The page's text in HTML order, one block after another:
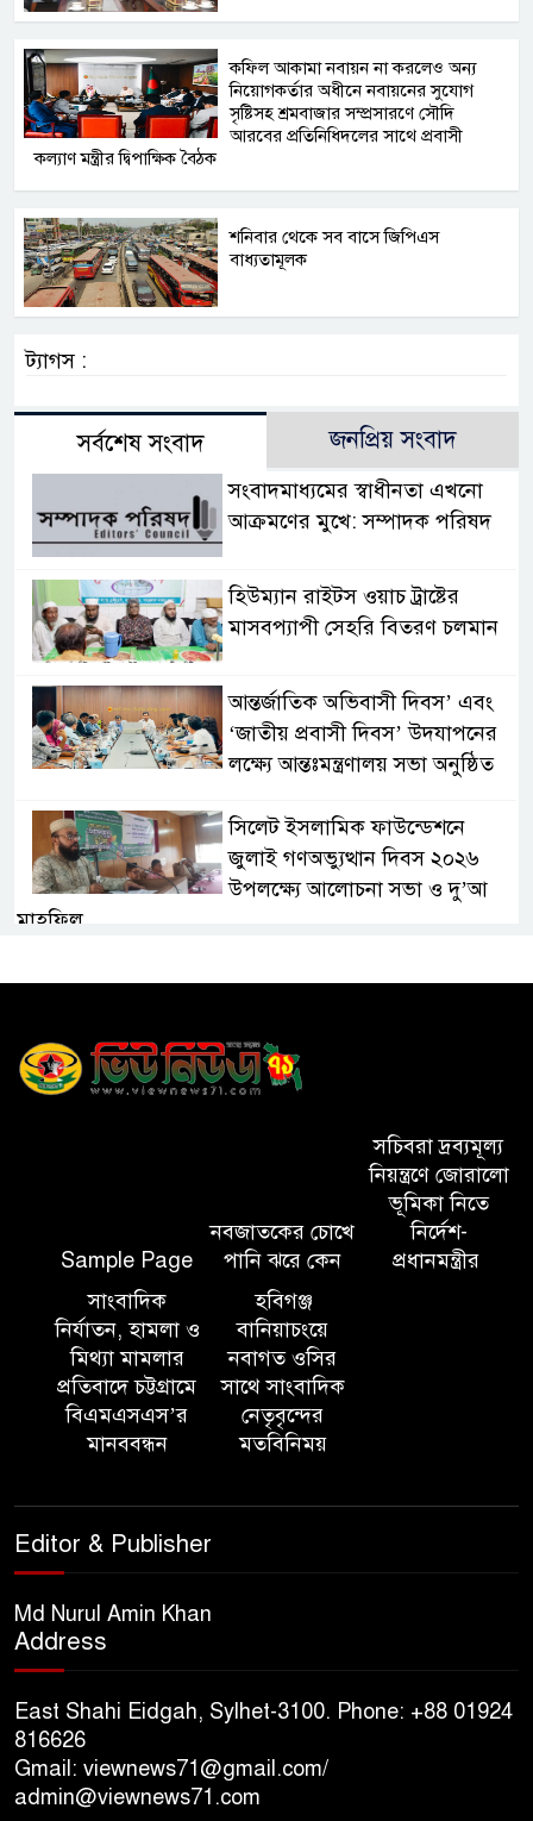
কফিল আকামা নবায়ন না করলেও অন্য
নিয়োগকর্তার অধীনে নবায়নের সুযোগ
সৃষ্টিসহ শ্রমবাজার সম্প্রসারণে সৌদি
আরবের প্রতিনিধিদলের সাথে প্রবাসী
কল্যাণ মন্ত্রীর দ্বিপাক্ষিক বৈঠক
শনিবার থেকে সব বাসে জিপিএস
বাধ্যতামূলক
ট্যাগস :
সর্বশেষ সংবাদ জনপ্রিয় সংবাদ
সংবাদমাধ্যমের স্বাধীনতা এখনো
আক্রমণের মুখে: সম্পাদক পরিষদ
হিউম্যান রাইটস ওয়াচ ট্রাষ্টের
মাসবপ্যাপী সেহরি বিতরণ চলমান
আন্তর্জাতিক অভিবাসী দিবস’ এবং
‘জাতীয় প্রবাসী দিবস’ উদযাপনের
লক্ষ্যে আন্তঃমন্ত্রণালয় সভা অনুষ্ঠিত
সিলেট ইসলামিক ফাউন্ডেশনে
জুলাই গণঅভ্যুত্থান দিবস ২০২৬
উপলক্ষ্যে আলোচনা সভা ও দু’আ
মাহফিল
পরিবেশ রক্ষায় ব্যক্তিগত উদ্যোগ
বিভাগীয় কমিশনার
কমিশনার জুলাই স্মৃতিস্তম্ভে পুষ্পস্তবক
অর্পণ ও জুলাই গণঅভ্যুত্থানের
১০ লাখ টাকার চেক ডিজঅনার
মামলায় এক বছরের সাজা
‘সমন্বিত উদ্যোগেই গড়ে উঠবে
আধুনিক সিলেট’ – বাণিজ্যমন্ত্রী
আয়োজন ‘শ্রাবনের মেঘগুলো’
গভীর শ্রদ্ধা নিবেদন
শতাংশই সিলেটি
Sample Page
নবজাতকের চোখে
পানি ঝরে কেন
সচিবরা দ্রব্যমূল্য
নিয়ন্ত্রণে জোরালো
ভূমিকা নিতে
নির্দেশ-
প্রধানমন্ত্রীর
সাংবাদিক
নির্যাতন, হামলা ও
মিথ্যা মামলার
প্রতিবাদে চট্টগ্রামে
বিএমএসএস’র
মানববন্ধন
হবিগঞ্জ
বানিয়াচংয়ে
নবাগত ওসির
সাথে সাংবাদিক
নেতৃবৃন্দের
মতবিনিময়
Editor & Publisher
Md Nurul Amin Khan
Address
East Shahi Eidgah, Sylhet-3100. Phone: +88 01924
816626
Gmail: viewnews71@gmail.com/
admin@viewnews71.com